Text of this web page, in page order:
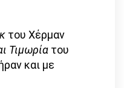
του Χέρμαν
Τιμωρία του
και με